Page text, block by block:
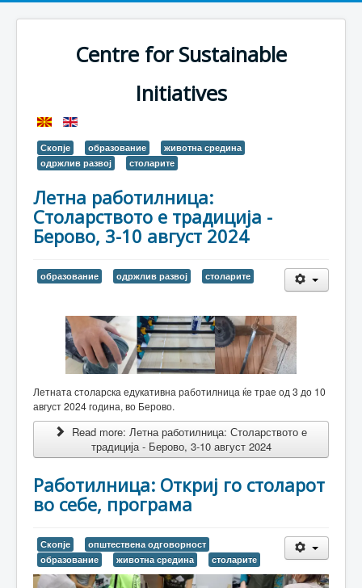
Centre for Sustainable
Initiatives
Скопје образование
животна средина
одржлив развој
столарите
Летна работилница:
Столарството е традиција -
Берово, 3-10 август 2024
образование одржлив развој столарите
Летната столарска едукативна работилница ќе трае од 3 до 10
август 2024 година, во Берово.
Read more: Летна работилница: Столарството е
традиција - Берово, 3-10 август 2024
Работилница: Откриј го столарот
во себе, програма
Скопје
општествена одговорност
образование
животна средина столарите